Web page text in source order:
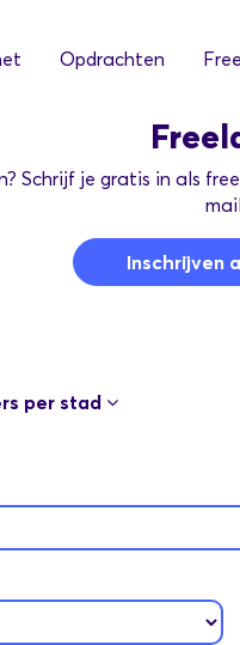
Opdrachten
Schrijf je gratis in als
Inschrijven
per stad